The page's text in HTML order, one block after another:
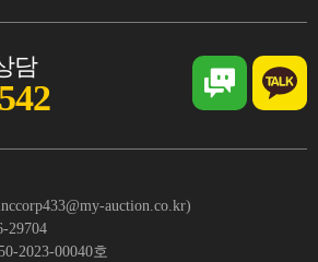
담
auction.co.kr)
29704
2023-00040호